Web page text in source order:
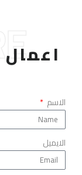
الاسم
الايميل